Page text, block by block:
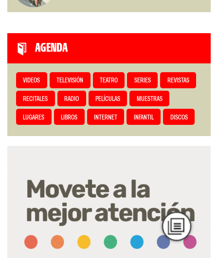
AGENDA
VIDEOS TELEVISIÓN TEATRO SERIES REVISTAS
RECITALES RADIO PELÍCULAS MUESTRAS
LUGARES LIBROS INTERNET INFANTIL DISCOS